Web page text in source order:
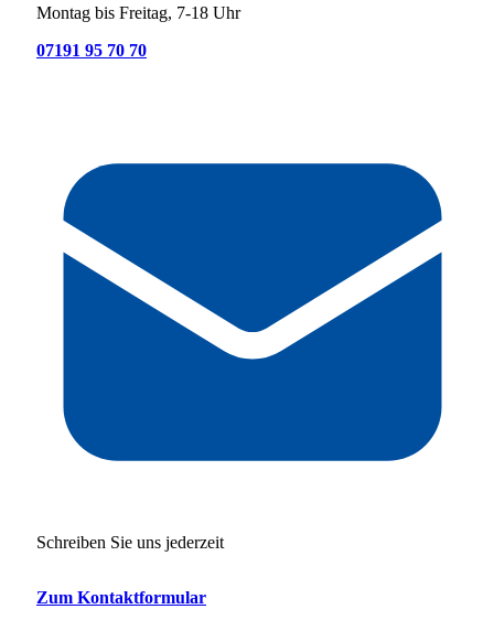
Montag bis Freitag, 7-18 Uhr
07191 95 70 70
Schreiben Sie uns jederzeit
Zum Kontaktformular